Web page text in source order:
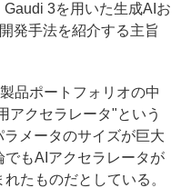
3を用いた生成AIお
発手法を紹介する主旨
品ポートフォリオの中
アクセラレータ"という
メータのサイズが巨大
もAIアクセラレータが
たものだとしている。